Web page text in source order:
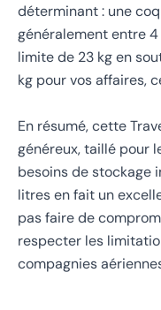
déterminant : une
généralement entre
limite de 23 kg en
kg pour vos affaires,
En résumé, cette
généreux, taillé pour
besoins de stockage
litres en fait un
pas faire de
respecter les
compagnies